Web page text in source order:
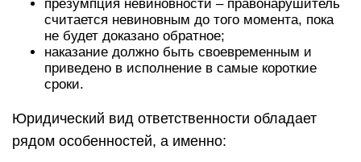
презумпция невиновности – правонарушитель
считается невиновным до того момента, пока
не будет доказано обратное;
наказание должно быть своевременным и
приведено в исполнение в самые короткие
сроки.
Юридический вид ответственности обладает
рядом особенностей, а именно: